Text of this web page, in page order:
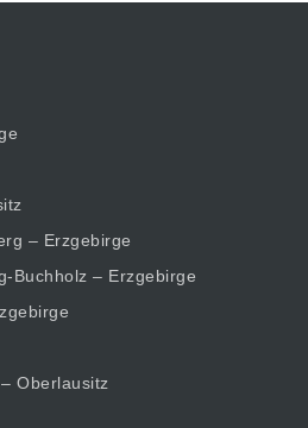
– Erzgebirge
Buchholz – Erzgebirge
Oberlausitz